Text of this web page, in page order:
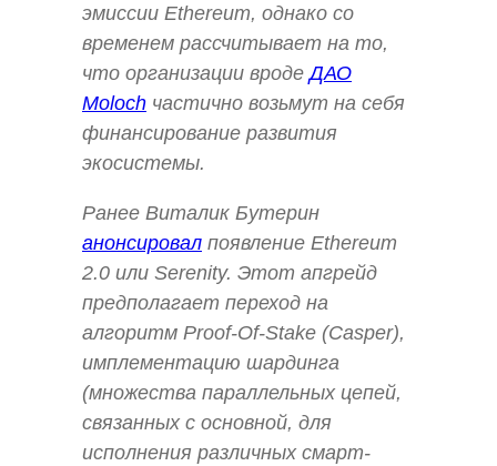
эмиссии Ethereum, однако со
временем рассчитывает на то,
что организации вродеДАО
Moloch частично возьмут на себя
финансирование развития
экосистемы.
Ранее Виталик Бутерин
анонсировал появление Ethereum
2.0 или Serenity. Этот апгрейд
предполагает переход на
алгоритм Proof-Of-Stake (Casper),
имплементацию шардинга
(множества параллельных цепей,
связанных с основной, для
исполнения различных смарт-